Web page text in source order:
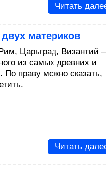
Читать
материков
Царьград, Византий –
из самых древних и
По праву можно сказать,
Читать